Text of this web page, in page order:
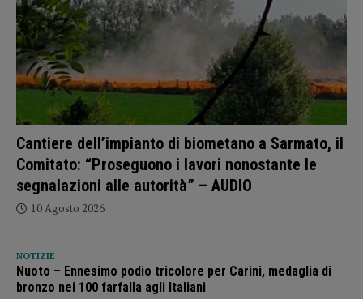
Cantiere dell’impianto di biometano a Sarmato, il
Comitato: “Proseguono i lavori nonostante le
segnalazioni alle autorità” – AUDIO
10 Agosto 2026
NOTIZIE
Nuoto – Ennesimo podio tricolore per Carini, medaglia di
bronzo nei 100 farfalla agli Italiani